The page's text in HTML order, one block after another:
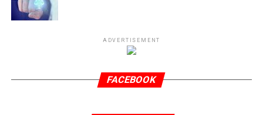
Připomeňme, že ukončení těžby hnědého uhlí pro
(SDEU) v souvislosti se stížnostmi českých samospráv
verdiktem španělské soudkyně Rosario Silva de Lapureta
tomuto rozhodnutí nevyhověla, proto na žádost
ADVERTISEMENT
FACEBOOK